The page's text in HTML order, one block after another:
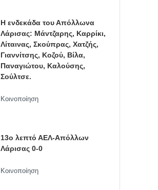
Η ενδεκάδα του Απόλλωνα
Λάρισας: Μάντζαρης, Καρρίκι,
Λίταινας, Σκούπρας, Χατζής,
Γιαννίτσης, Κοζού, Βίλα,
Παναγιώτου, Καλούσης,
Σούλτσε.
Κοινοποίηση
13ο λεπτό ΑΕΛ-Απόλλων
Λάρισας 0-0
Κοινοποίηση